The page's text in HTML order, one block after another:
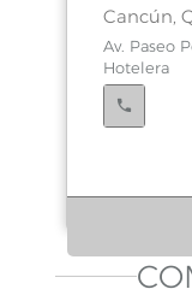
Cancún,
Av. Paseo
Hotelera